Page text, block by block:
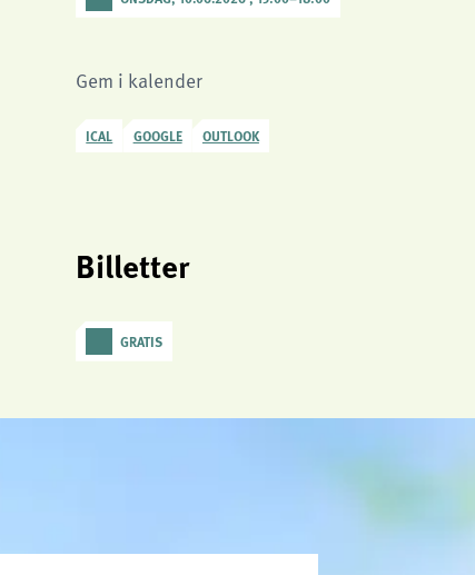
Gem i kalender
ICAL GOOGLE OUTLOOK
Billetter
GRATIS